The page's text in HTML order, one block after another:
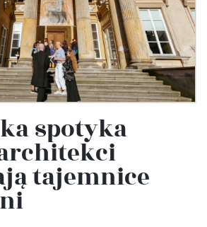
spotyka
tajemnice